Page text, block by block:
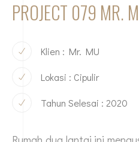
PROJECT 079 MR.
Klien : Mr. MU
Lokasi : Cipulir
Tahun Selesai : 2020